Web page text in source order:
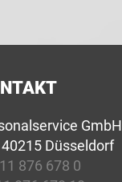
GmbH
Düsseldorf
876 678 0